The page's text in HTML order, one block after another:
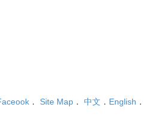
． Site Map ． 中文 ． English ．